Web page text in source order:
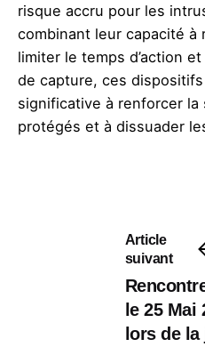
risque accru pour les
combinant leur capacité à
limiter le temps d’action
de capture, ces
significative à renforcer
protégés et à dissuader
Article
suivant
le 25 Mai
lors de